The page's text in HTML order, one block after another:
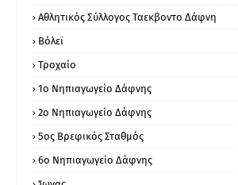
Αθλητικός Σύλλογος Ταεκβοντο Δάφνη
Βόλεϊ
Τροχαίο
1ο Νηπιαγωγείο Δάφνης
2ο Νηπιαγωγείο Δάφνης
5ος Βρεφικός Σταθμός
6ο Νηπιαγωγείο Δάφνης